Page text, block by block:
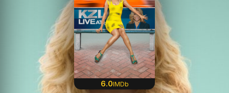
6.0IMDb